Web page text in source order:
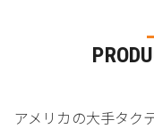
アメリカの大手タク